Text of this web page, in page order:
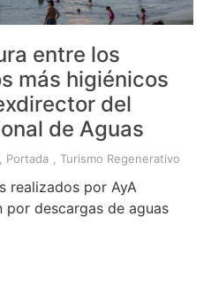
entre los
más higiénicos
del
de Aguas
Portada Turismo Regenerativo
realizados por AyA
descargas de aguas